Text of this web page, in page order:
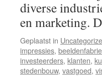
diverse
en marketing.
Geplaatst in
impressies,
investeerders, klanten,
stedenbouw, vastgoed,